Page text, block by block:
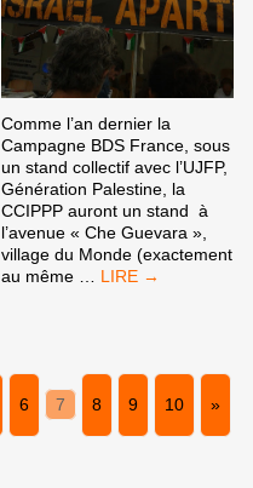
Comme l’an dernier la
Campagne BDS France, sous
un stand collectif avec l’UJFP,
Génération Palestine, la
CCIPPP auront un stand à
l’avenue « Che Guevara »,
village du Monde (exactement
au même
LA
LA
FÊTE
6 7 8 9 10 »